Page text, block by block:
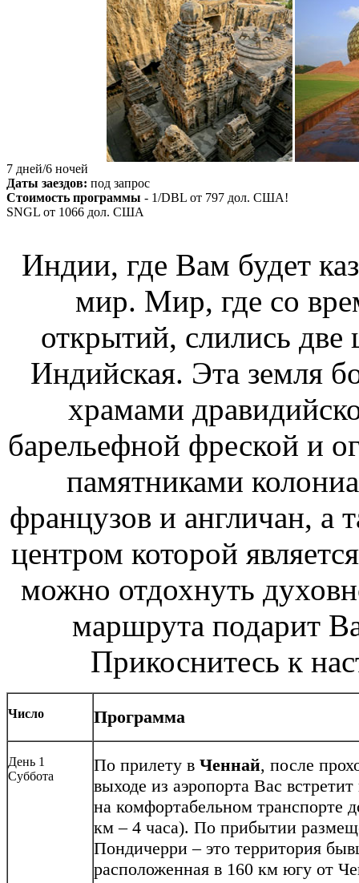
7 дней/6 ночей
Даты заездов: под запрос
Стоимость программы - 1/DBL от 797 дол. США!
SNGL от 1066 дол. США
Индии, где Вам будет
мир. Мир, где со
открытий, слились
Индийская. Эта земля
храмами
барельефной фреской и
памятниками
французов и англичан, а
центром которой
можно отдохнуть
маршрута подарит
Прикоснитесь к
Число Программа
День 1
Суббота
По прилету в Ченнай, после
выходе из аэропорта Вас
на комфортабельном транспорте
км – 4 часа). По прибытии
Пондичерри – это территория
расположенная в 160 км югу от